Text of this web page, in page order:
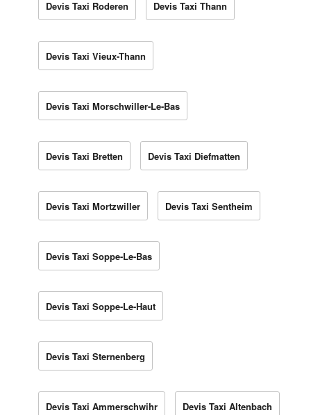
Devis Taxi Roderen Devis Taxi Thann
Devis Taxi Vieux-Thann
Devis Taxi Morschwiller-Le-Bas
Devis Taxi Bretten Devis Taxi Diefmatten
Devis Taxi Mortzwiller Devis Taxi Sentheim
Devis Taxi Soppe-Le-Bas
Devis Taxi Soppe-Le-Haut
Devis Taxi Sternenberg
Devis Taxi Ammerschwihr Devis Taxi Altenbach